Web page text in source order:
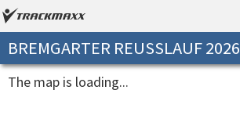
BREMGARTER REUSSLAUF 2026
The map is loading...